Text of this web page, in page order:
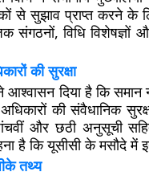
से सुझाव प्राप्त करने
संगठनों, विधि
की सुरक्षा
आश्वासन दिया है कि समान
की संवैधानिक
और छठी अनुसूची
है कि यूसीसी के मसौदे में
तथ्य